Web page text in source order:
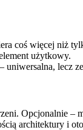
coś więcej niż
użytkowy.
lecz
Opcjonalnie
architektury i